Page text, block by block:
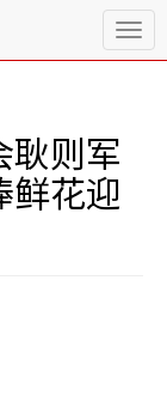
T
o
耿则军
鲜花迎